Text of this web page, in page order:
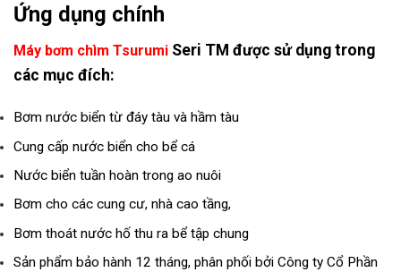
Ứng dụng chính
Máy bơm chìm Tsurumi Seri TM được sử dụng trong
các mục đích:
Bơm nước biển từ đáy tàu và hầm tàu
Cung cấp nước biển cho bể cá
Nước biển tuần hoàn trong ao nuôi
Bơm cho các cung cư, nhà cao tầng,
Bơm thoát nước hố thu ra bể tập chung
Sản phẩm bảo hành 12 tháng, phân phối bởi Công ty Cổ Phần